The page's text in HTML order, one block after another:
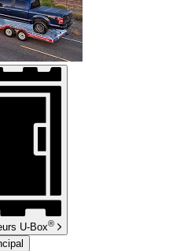
U-Box®